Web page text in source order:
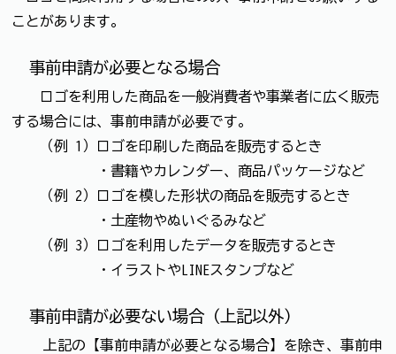
ことがあります。
事前申請が必要となる場合
ロゴを利用した商品を一般消費者や事業者に広く販売
する場合には、事前申請が必要です。
（例 1）ロゴを印刷した商品を販売するとき
・書籍やカレンダー、商品パッケージなど
（例 2）ロゴを模した形状の商品を販売するとき
・土産物やぬいぐるみなど
（例 3）ロゴを利用したデータを販売するとき
・イラストやLINEスタンプなど
事前申請が必要ない場合（上記以外）
上記の【事前申請が必要となる場合】を除き、事前申